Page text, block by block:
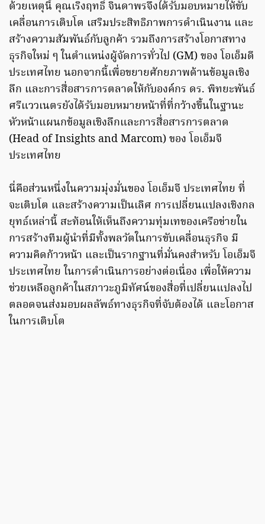
ด้วยเหตุนี้ คุณเริงฤทธิ์ จินดาพรจึงได้รับมอบหมายให้ขับ
เคลื่อนการเติบโต เสริมประสิทธิภาพการดำเนินงาน และ
สร้างความสัมพันธ์กับลูกค้า รวมถึงการสร้างโอกาสทาง
ธุรกิจใหม่ ๆ ในตำแหน่งผู้จัดการทั่วไป (GM) ของ โอเอ็มดี
ประเทศไทย นอกจากนี้เพื่อขยายศักยภาพด้านข้อมูลเชิง
ลึก และการสื่อสารการตลาดให้กับองค์กร ดร. พิทยะพันธ์
ศรีแววเนตรยังได้รับมอบหมายหน้าที่ที่กว้างขึ้นในฐานะ
หัวหน้าแผนกข้อมูลเชิงลึกและการสื่อสารการตลาด
(Head of Insights and Marcom) ของ โอเอ็มจี
ประเทศไทย
นี่คือส่วนหนึ่งในความมุ่งมั่นของ โอเอ็มจี ประเทศไทย ที่
จะเติบโต และสร้างความเป็นเลิศ การเปลี่ยนแปลงเชิงกล
ยุทธ์เหล่านี้ สะท้อนให้เห็นถึงความทุ่มเทของเครือข่ายใน
การสร้างทีมผู้นำที่มีทั้งพลวัตในการขับเคลื่อนธุรกิจ มี
ความคิดก้าวหน้า และเป็นรากฐานที่มั่นคงสำหรับ โอเอ็มจี
ประเทศไทย ในการดำเนินการอย่างต่อเนื่อง เพื่อให้ความ
ช่วยเหลือลูกค้าในสภาวะภูมิทัศน์ของสื่อที่เปลี่ยนแปลงไป
ตลอดจนส่งมอบผลลัพธ์ทางธุรกิจที่จับต้องได้ และโอกาส
ในการเติบโต